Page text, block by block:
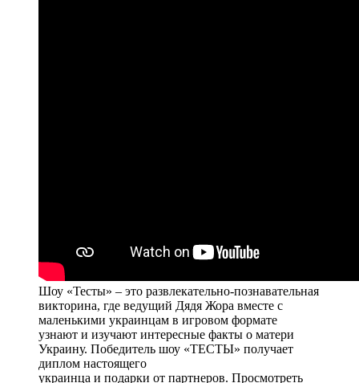
Шоу «Тесты» – это развлекательно-познавательная
викторина, где ведущий Дядя Жора вместе с
маленькими украинцам в игровом формате
узнают и изучают интересные факты о матери
Украину. Победитель шоу «ТЕСТЫ» получает
диплом настоящего
украинца и подарки от партнеров. Просмотреть